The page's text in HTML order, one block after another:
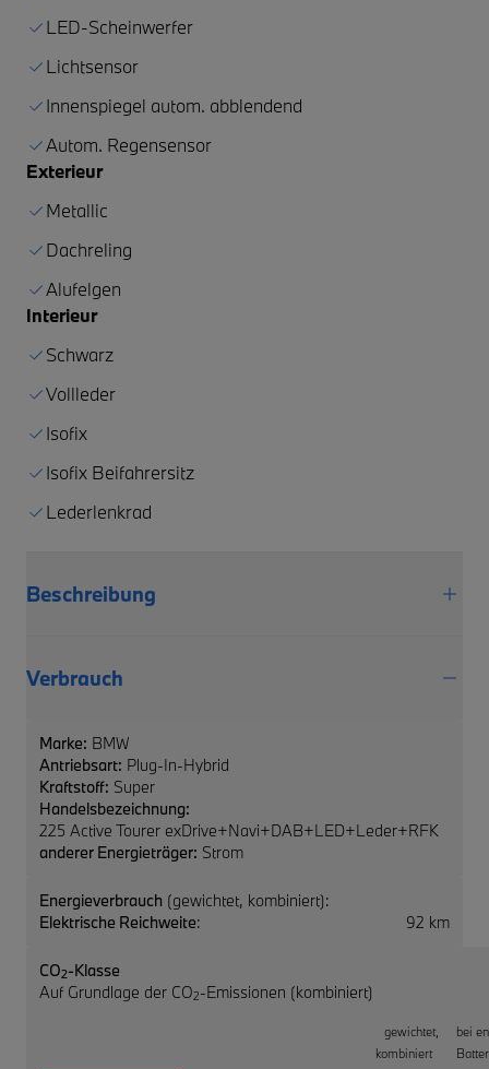
LED-Scheinwerfer
Lichtsensor
Innenspiegel autom. abblendend
Autom. Regensensor
Exterieur
Metallic
Dachreling
Alufelgen
Interieur
Schwarz
Vollleder
Isofix
Isofix Beifahrersitz
Lederlenkrad
Beschreibung
Verbrauch
Marke: BMW
Antriebsart: Plug-In-Hybrid
Kraftstoff: Super
Handelsbezeichnung:
225 Active Tourer exDrive+Navi+DAB+LED+Leder+RFK
anderer Energieträger: Strom
Energieverbrauch (gewichtet, kombiniert):
Elektrische Reichweite: 92 km
CO2-Klasse
Auf Grundlage der CO2-Emissionen (kombiniert)
gewichtet,
kombiniert
bei